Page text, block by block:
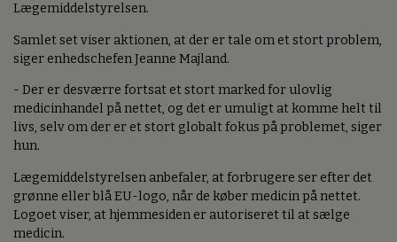
Lægemiddelstyrelsen.
Samlet set viser aktionen, at der er tale om et stort problem,
siger enhedschefen Jeanne Majland.
- Der er desværre fortsat et stort marked for ulovlig
medicinhandel på nettet, og det er umuligt at komme helt til
livs, selv om der er et stort globalt fokus på problemet, siger
hun.
Lægemiddelstyrelsen anbefaler, at forbrugere ser efter det
grønne eller blå EU-logo, når de køber medicin på nettet.
Logoet viser, at hjemmesiden er autoriseret til at sælge
medicin.